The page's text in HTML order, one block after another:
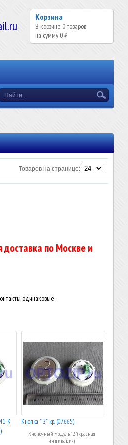
Корзина
В корзине 0товаров
на сумму 0 ₽
Товаров на странице:
по Москве и
одинаковые.
К
Кнопка "-2" кр. (07665)
Кнопочный модуль "-2" (красная
индикация)